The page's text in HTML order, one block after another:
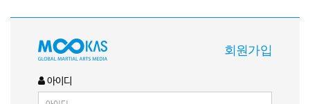
회원가입
아이디